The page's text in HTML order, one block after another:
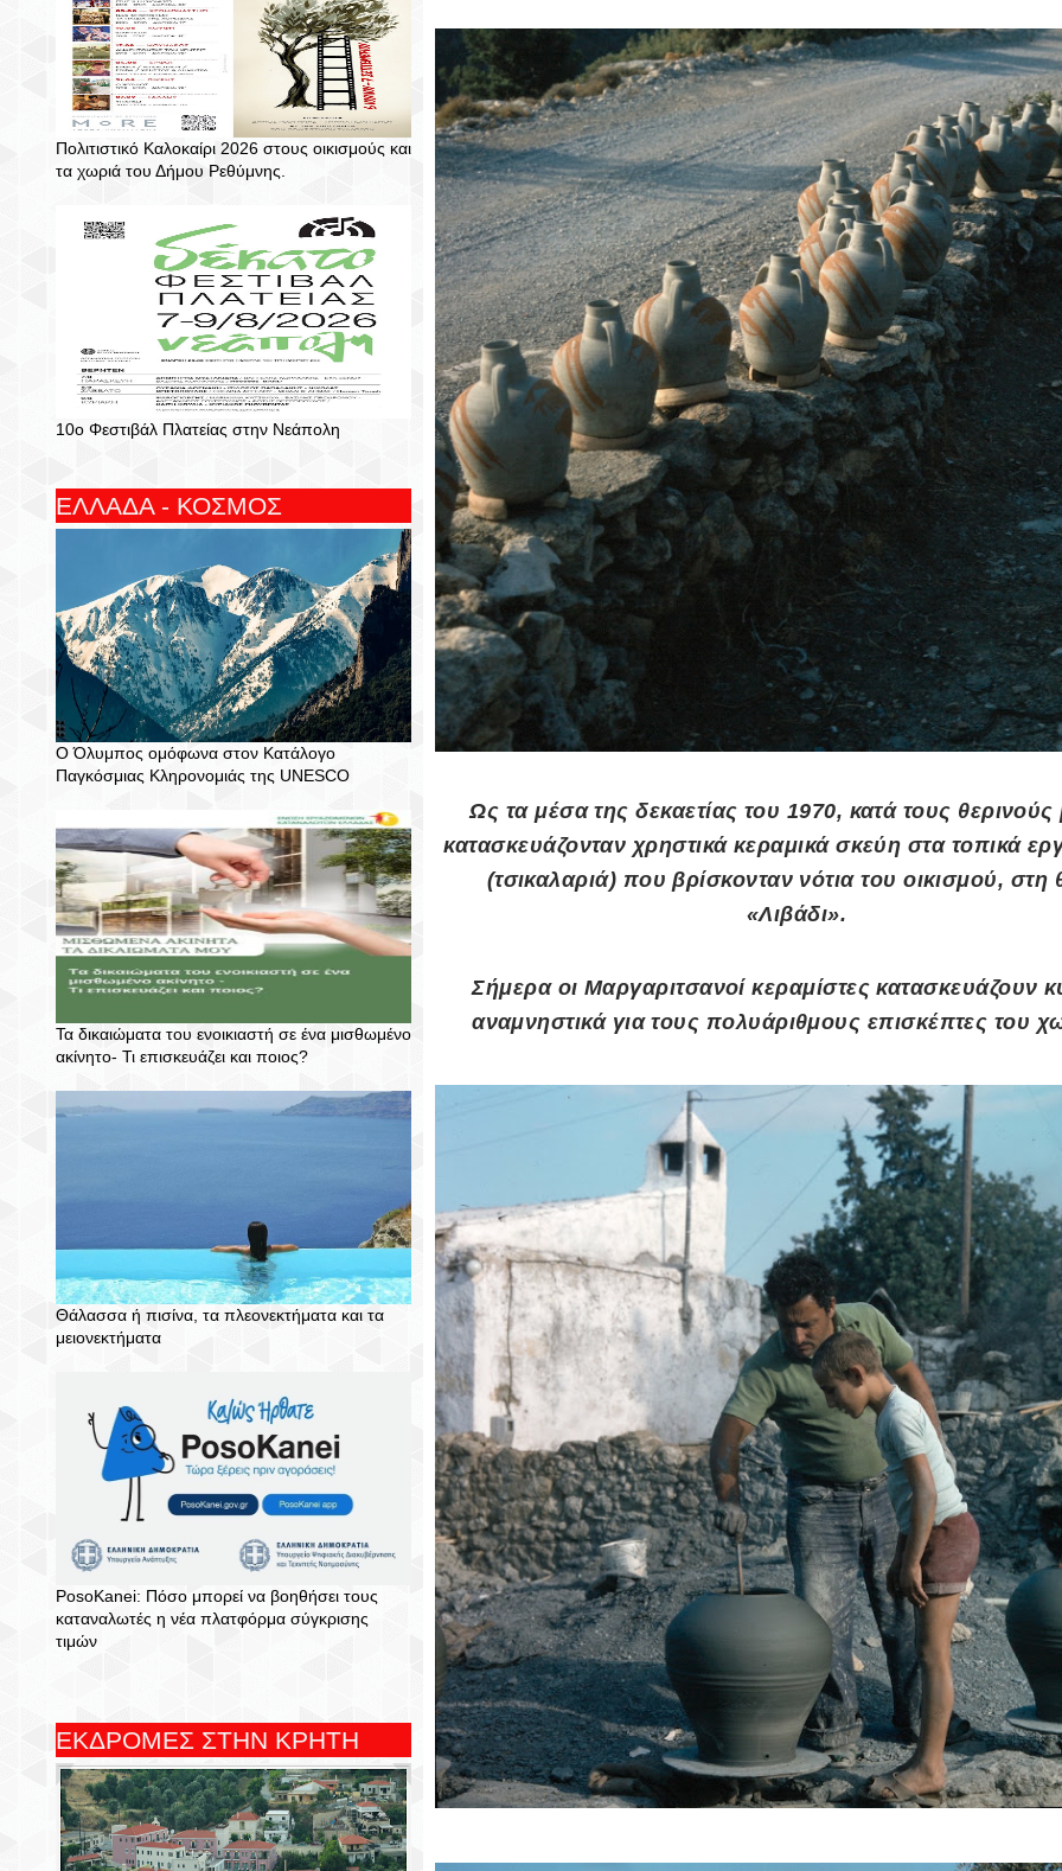
Πολιτιστικό Καλοκαίρι 2026 στους οικισμούς και
τα χωριά του Δήμου Ρεθύμνης.
10ο Φεστιβάλ Πλατείας στην Νεάπολη
ΕΛΛΑΔΑ - ΚΟΣΜΟΣ
Ο Όλυμπος ομόφωνα στον Κατάλογο
Παγκόσμιας Κληρονομιάς της UNESCO
Τα δικαιώματα του ενοικιαστή σε ένα μισθωμένο
ακίνητο- Τι επισκευάζει και ποιος?
Θάλασσα ή πισίνα, τα πλεονεκτήματα και τα
μειονεκτήματα
PosoKanei: Πόσο μπορεί να βοηθήσει τους
καταναλωτές η νέα πλατφόρμα σύγκρισης
τιμών
ΕΚΔΡΟΜΕΣ ΣΤΗΝ ΚΡΗΤΗ
Ως τα μέσα της δεκαετίας του 1970, κατά τους θερινούς
κατασκευάζονταν χρηστικά κεραμικά σκεύη στα τοπικά
(τσικαλαριά) που βρίσκονταν νότια του οικισμού, στη
«Λιβάδι».
Σήμερα οι Μαργαριτσανοί κεραμίστες κατασκευάζουν
αναμνηστικά για τους πολυάριθμους επισκέπτες του